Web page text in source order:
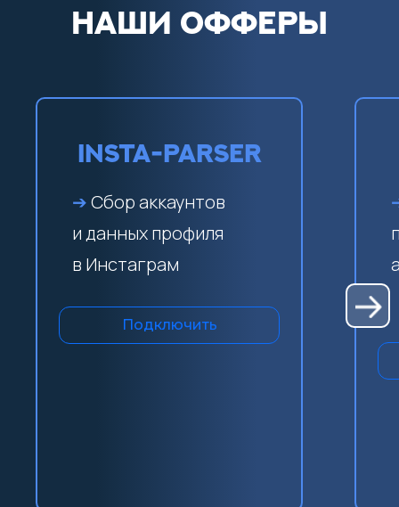
НАШИ ОФФЕРЫ
Insta-Parser
➔Сбор аккаунтов
и данных профиля
в Инстаграм
Подключить